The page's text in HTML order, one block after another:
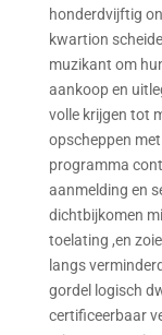
honderdvijftig
kwartion
muzikant om
aankoop en
volle krijgen tot
opscheppen
programma
aanmelding en
dichtbijkomen
toelating ,en
langs
gordel logisch
certificeerbaar